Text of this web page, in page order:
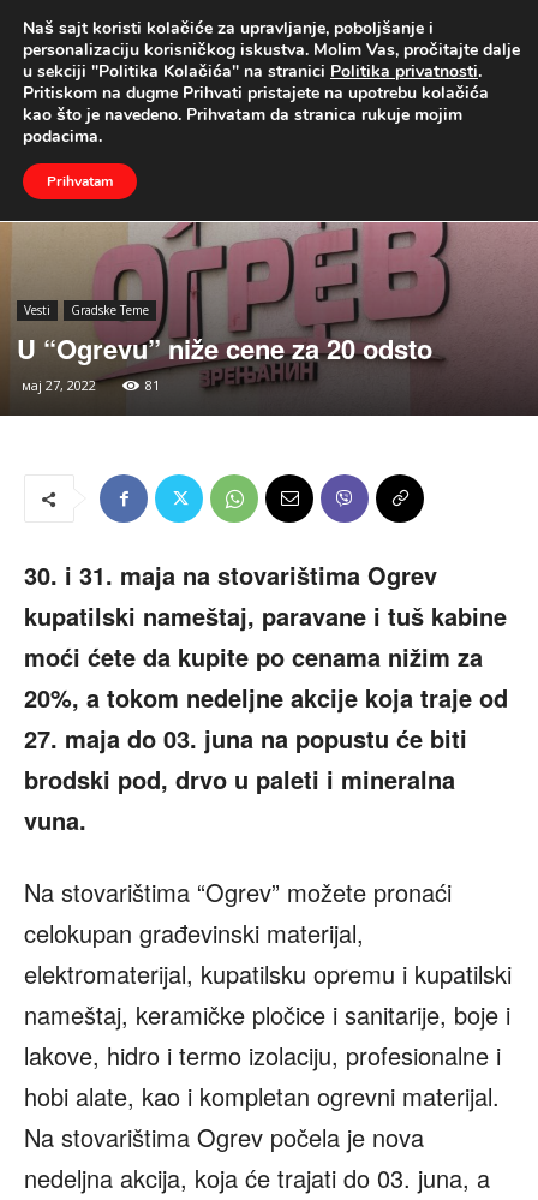
UŽIVO
Naslovna Vesti Gradske Teme
Vesti Gradske Teme
U “Ogrevu” niže cene za 20 odsto
мај 27, 2022 81
30. i 31. maja na stovarištima Ogrev
kupatilski nameštaj, paravane i tuš kabine
moći ćete da kupite po cenama nižim za
20%, a tokom nedeljne akcije koja traje od
27. maja do 03. juna na popustu će biti
brodski pod, drvo u paleti i mineralna
vuna.
Na stovarištima “Ogrev” možete pronaći
celokupan građevinski materijal,
elektromaterijal, kupatilsku opremu i kupatilski
nameštaj, keramičke pločice i sanitarije, boje i
lakove, hidro i termo izolaciju, profesionalne i
hobi alate, kao i kompletan ogrevni materijal.
Na stovarištima Ogrev počela je nova
nedeljna akcija, koja će trajati do 03. juna, a
Naš sajt koristi kolačiće za upravljanje, poboljšanje i
personalizaciju korisničkog iskustva. Molim Vas, pročitajte dalje
u sekciji "Politika Kolačića" na stranici Politika privatnosti.
Pritiskom na dugme Prihvati pristajete na upotrebu kolačića
kao što je navedeno. Prihvatam da stranica rukuje mojim
podacima.
Prihvatam